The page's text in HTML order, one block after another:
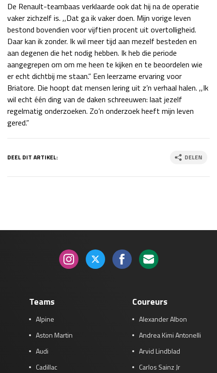
De Renault-teambaas verklaarde ook dat hij na de operatie
vaker zichzelf is. ,,Dat ga ik vaker doen. Mijn vorige leven
bestond bovendien voor vijftien procent uit overtolligheid.
Daar kan ik zonder. Ik wil meer tijd aan mezelf besteden en
aan degenen die het nodig hebben. Ik heb die periode
aangegrepen om om me heen te kijken en te beoordelen wie
er echt dichtbij me staan.” Een leerzame ervaring voor
Briatore. Die hoopt dat mensen lering uit z’n verhaal halen. ,,Ik
wil echt één ding van de daken schreeuwen: laat jezelf
regelmatig onderzoeken. Zo’n onderzoek heeft mijn leven
gered.”
DEEL DIT ARTIKEL: DELEN
Teams
Alpine
Aston Martin
Audi
Cadillac
Coureurs
Alexander Albon
Andrea Kimi Antonelli
Arvid Lindblad
Carlos Sainz Jr